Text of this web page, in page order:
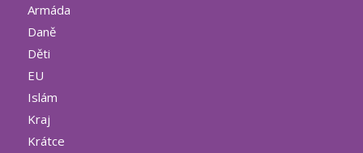
Armáda
Daně
Děti
EU
Islám
Kraj
Krátce